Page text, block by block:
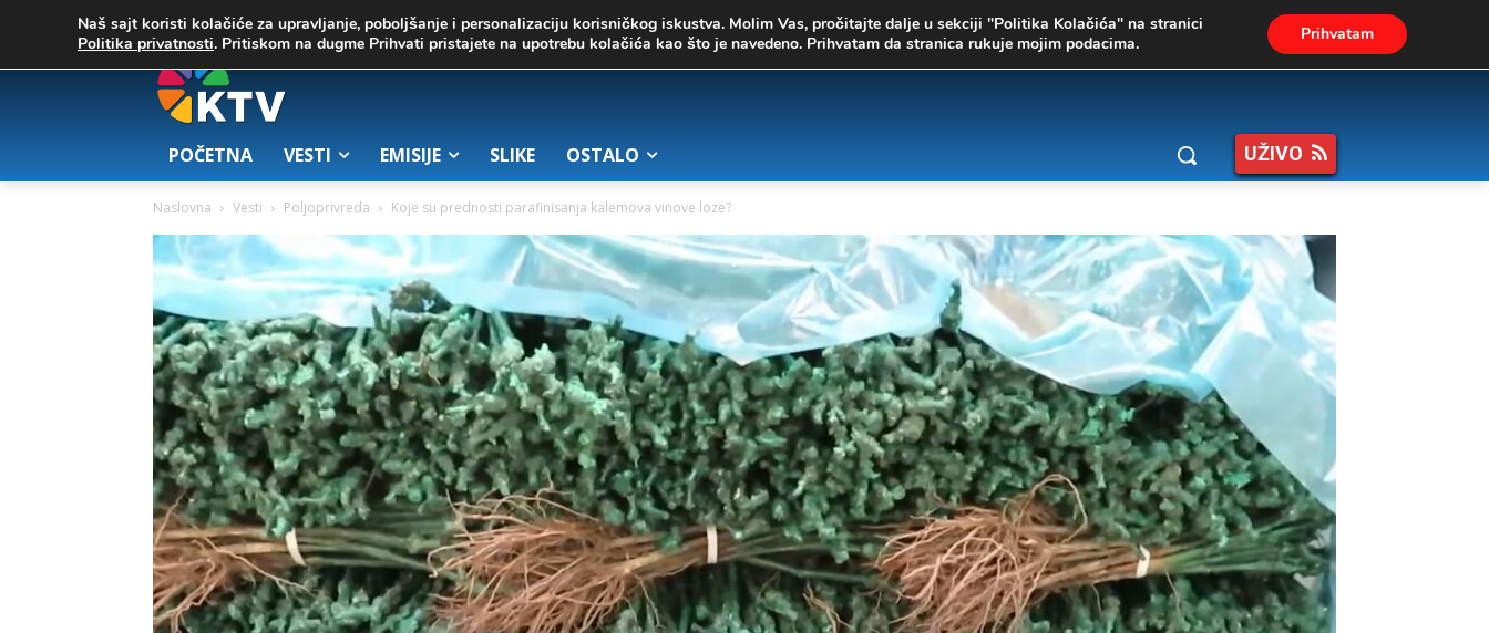
32.1 Zrenjanin 02. август 2026.
POČETNA VESTI EMISIJE SLIKE OSTALO UŽIVO
Naslovna Vesti Poljoprivreda Koje su prednosti parafinisanja kalemova vinove loze?
Naš sajt koristi kolačiće za upravljanje, poboljšanje i personalizaciju korisničkog iskustva. Molim Vas, pročitajte dalje u sekciji "Politika Kolačića" na stranici
Politika privatnosti. Pritiskom na dugme Prihvati pristajete na upotrebu kolačića kao što je navedeno. Prihvatam da stranica rukuje mojim podacima. Prihvatam